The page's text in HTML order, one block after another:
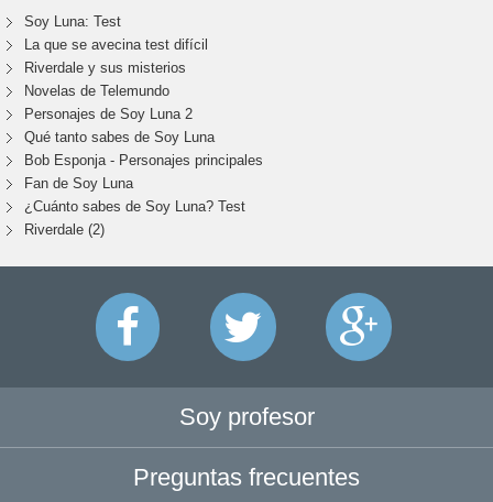
Soy Luna: Test
La que se avecina test difícil
Riverdale y sus misterios
Novelas de Telemundo
Personajes de Soy Luna 2
Qué tanto sabes de Soy Luna
Bob Esponja - Personajes principales
Fan de Soy Luna
¿Cuánto sabes de Soy Luna? Test
Riverdale (2)
Soy profesor
Preguntas frecuentes